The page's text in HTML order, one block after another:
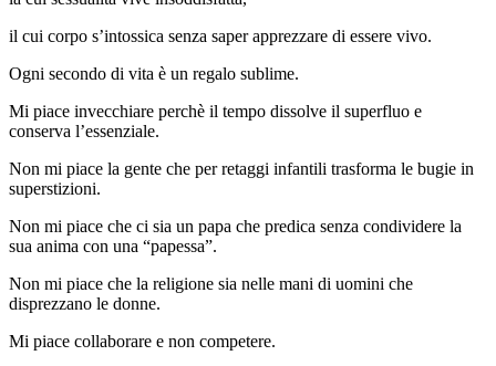
il cui corpo s’intossica senza saper apprezzare di essere vivo.
Ogni secondo di vita è un regalo sublime.
Mi piace invecchiare perchè il tempo dissolve il superfluo e
conserva l’essenziale.
Non mi piace la gente che per retaggi infantili trasforma le bugie in
superstizioni.
Non mi piace che ci sia un papa che predica senza condividere la
sua anima con una “papessa”.
Non mi piace che la religione sia nelle mani di uomini che
disprezzano le donne.
Mi piace collaborare e non competere.